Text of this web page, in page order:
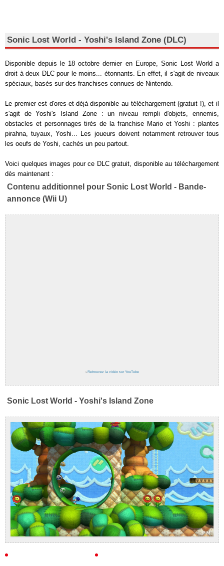
Sonic Lost World - Yoshi's Island Zone (DLC)
Disponible depuis le 18 octobre dernier en Europe, Sonic Lost World a
droit à deux DLC pour le moins... étonnants. En effet, il s'agit de niveaux
spéciaux, basés sur des franchises connues de Nintendo.
Le premier est d'ores-et-déjà disponible au téléchargement (gratuit !), et il
s'agit de Yoshi's Island Zone : un niveau rempli d'objets, ennemis,
obstacles et personnages tirés de la franchise Mario et Yoshi : plantes
pirahna, tuyaux, Yoshi... Les joueurs doivent notamment retrouver tous
les oeufs de Yoshi, cachés un peu partout.
Voici quelques images pour ce DLC gratuit, disponible au téléchargement
dès maintenant :
Contenu additionnel pour Sonic Lost World - Bande-
annonce (Wii U)
› Retrouvez la vidéo sur YouTube
Sonic Lost World - Yoshi's Island Zone